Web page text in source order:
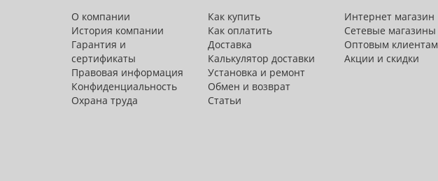
О компании
История компании
Гарантия и
сертификаты
Правовая информация
Конфиденциальность
Охрана труда
Как купить
Как оплатить
Доставка
Калькулятор доставки
Установка и ремонт
Обмен и возврат
Статьи
Интернет магазин
Сетевые магазины
Оптовым клиентам
Акции и скидки